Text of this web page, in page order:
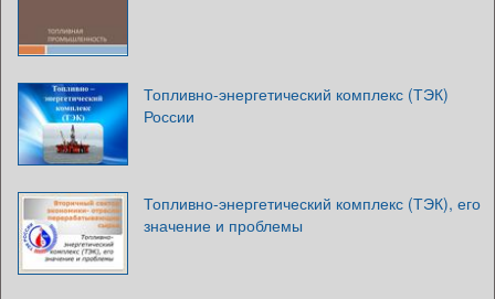
Топливно-энергетический комплекс (ТЭК)
России
Топливно-энергетический комплекс (ТЭК), его
значение и проблемы